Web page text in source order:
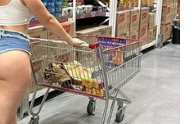
potrebna je stalna pažnja,
se partner razumije i poštuje.
u odnos, ljubav može da traje,
a ne zato što moraju.
da je samopoštovanje jednako
i da ponekad odlazak nije